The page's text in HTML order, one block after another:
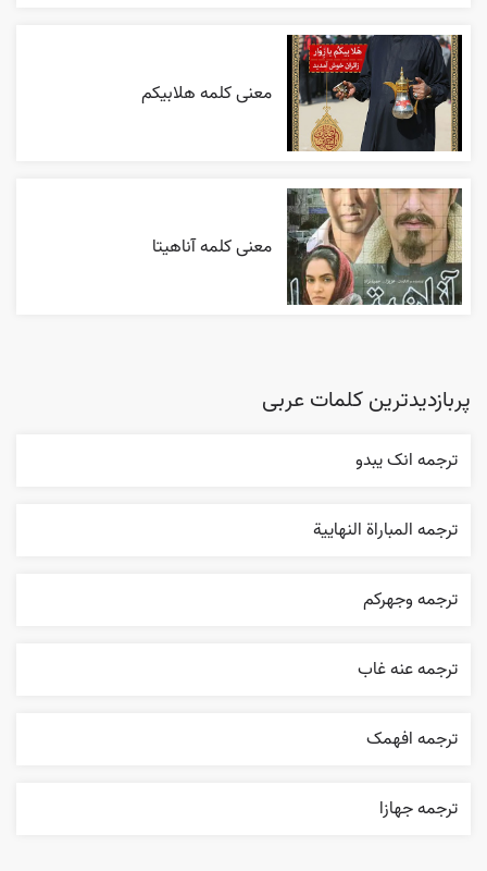
معنی کلمه هلابیکم
معنی کلمه آناهیتا
پربازدیدترین کلمات عربی
ترجمه انک يبدو
ترجمه المباراة النهایية
ترجمه وجهرکم
ترجمه عنه غاب
ترجمه افهمک
ترجمه جهازا